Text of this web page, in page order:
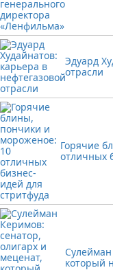
Эдуард
отрасли
Горячие
отличных
который